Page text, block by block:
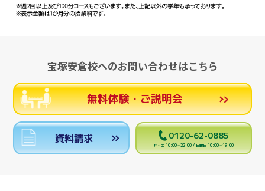
宝塚安倉校へのお問い合わせはこちら
無料体験・ご説明会
資料請求 0120-62-0885
月～土 10:00～22:00 / 日曜日 10:00～19:00